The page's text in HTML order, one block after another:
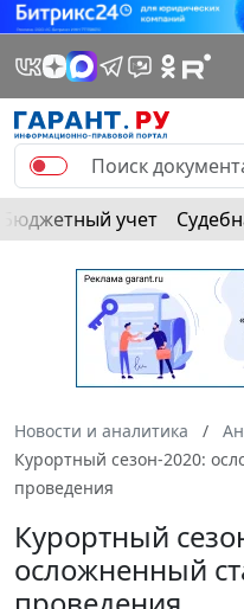
Бюджетный учет
Новости и аналитика
Курортный сезон-2020:
проведения
Курортный
осложненный